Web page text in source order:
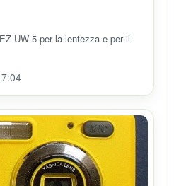
UW-5 per la lentezza e per il